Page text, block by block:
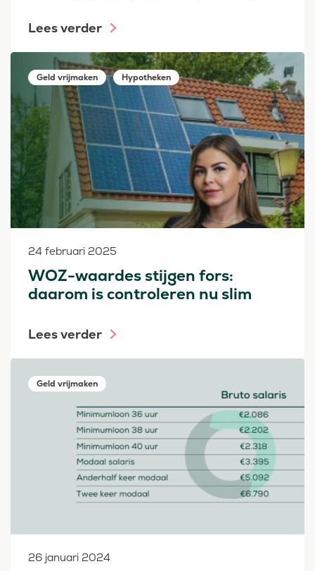
Lees verder
Geld vrijmaken Hypotheken
24 februari 2025
WOZ-waardes stijgen fors:
daarom is controleren nu slim
Lees verder
Geld vrijmaken
26 januari 2024